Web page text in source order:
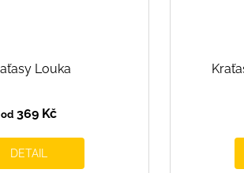
Louka
od 369 Kč
DETAIL